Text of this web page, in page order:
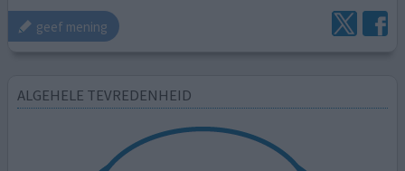
geef mening
ALGEHELE TEVREDENHEID